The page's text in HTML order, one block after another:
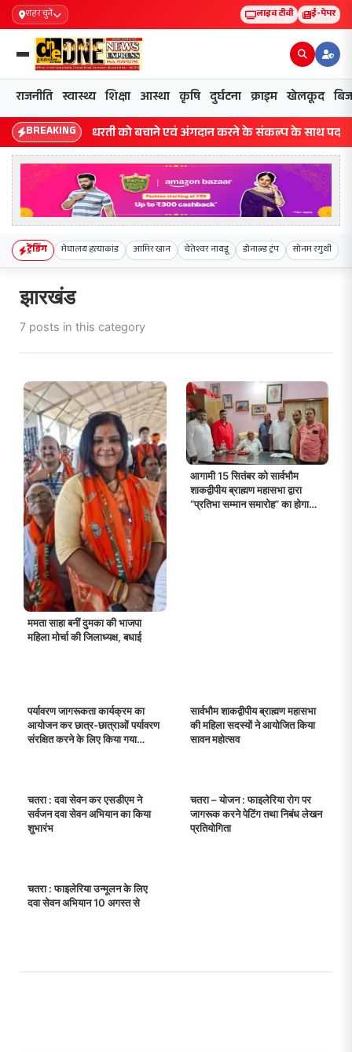
शहर चुनें लाइव टीवी ई-पेपर
राजनीति स्वास्थ्य शिक्षा आस्था कृषि दुर्घटना क्राइम खेलकूद
BREAKINGधरती को बचाने एवं अंगदान करने के संकल्प के साथ पदयात्रा का
ट्रेंडिंग मेघालय हत्याकांड आमिर खान चेतेश्वर नायडू डोनाल्ड ट्रंप सोनम रगुथी
झारखंड
7 posts in this category
ममता साहा बनीं दुमका की भाजपा
महिला मोर्चा की जिलाध्यक्ष, बधाई
आगामी 15 सितंबर को सार्वभौम
शाकद्वीपीय ब्राह्मण महासभा द्वारा
“प्रतिभा सम्मान समारोह” का होगा
पर्यावरण जागरूकता कार्यक्रम का
आयोजन कर छात्र-छात्राओं पर्यावरण
संरक्षित करने के लिए किया गया
सार्वभौम शाकद्वीपीय ब्राह्मण महासभा
की महिला सदस्यों ने आयोजित किया
सावन महोत्सव
चतरा : दवा सेवन कर एसडीएम ने
सर्वजन दवा सेवन अभियान का किया
शुभारंभ
चतरा – योजन : फाइलेरिया रोग पर
जागरूक करने पेटिंग तथा निबंध लेखन
प्रतियोगिता
चतरा : फाइलेरिया उन्मूलन के लिए
दवा सेवन अभियान 10 अगस्त से